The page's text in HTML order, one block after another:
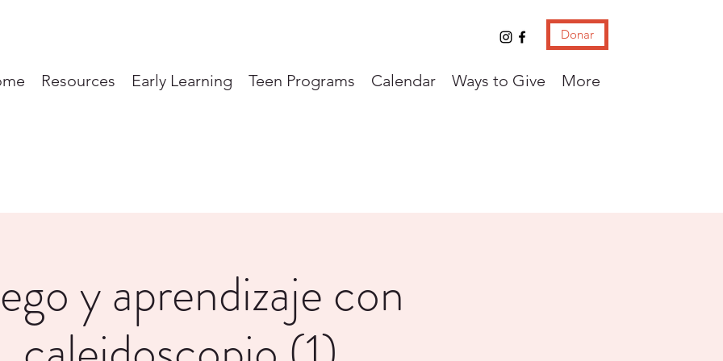
Donar
Resources Early Learning Teen Programs Calendar Ways to Give More
y aprendizaje con